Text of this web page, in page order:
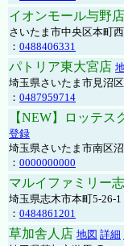
イオンモール与野店
さいたま市中央区本町
： 0488406331
パトリア東大宮店
埼玉県さいたま市見沼
： 0487959714
【NEW】ロッテス
登録
埼玉県さいたま市南区
： 0000000000
マルイファミリー
埼玉県志木市本町5-
： 0484861201
草加舎人店 地図 詳細